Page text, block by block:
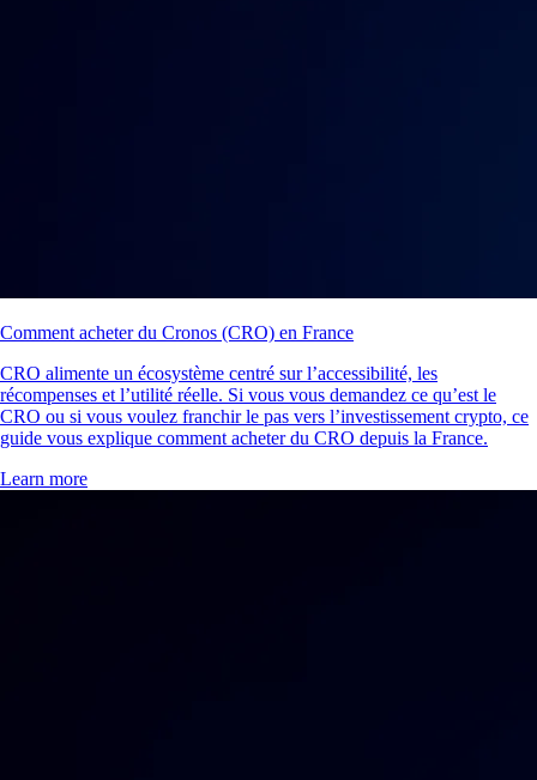
Comment acheter du Cronos (CRO) en France
CRO alimente un écosystème centré sur l’accessibilité, les
récompenses et l’utilité réelle. Si vous vous demandez ce qu’est le
CRO ou si vous voulez franchir le pas vers l’investissement crypto, ce
guide vous explique comment acheter du CRO depuis la France.
Learn more